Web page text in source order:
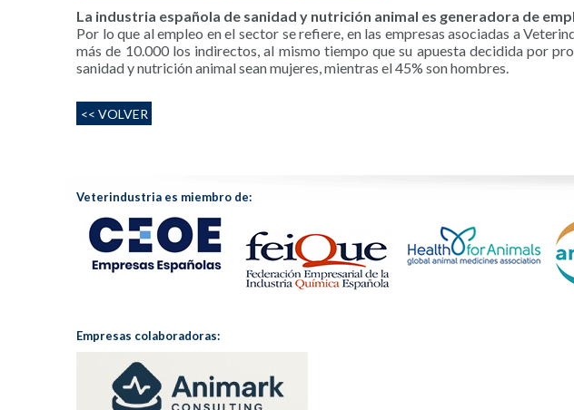
La industria española de sanidad y nutrición animal es generadora de
Por lo que al empleo en el sector se refiere, en las empresas asociadas a
más de 10.000 los indirectos, al mismo tiempo que su apuesta decidida por
sanidad y nutrición animal sean mujeres, mientras el 45% son hombres.
<< VOLVER
Veterindustria es miembro de:
Empresas colaboradoras: